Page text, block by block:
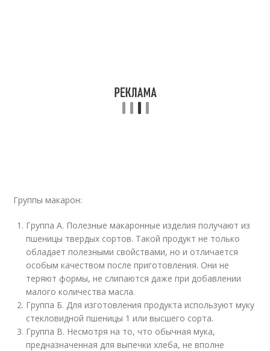
Группы макарон:
Группа А. Полезные макаронные изделия получают из
пшеницы твердых сортов. Такой продукт не только
обладает полезными свойствами, но и отличается
особым качеством после приготовления. Они не
теряют формы, не слипаются даже при добавлении
малого количества масла.
Группа Б. Для изготовления продукта используют муку
стекловидной пшеницы 1 или высшего сорта.
Группа В. Несмотря на то, что обычная мука,
предназначенная для выпечки хлеба, не вполне